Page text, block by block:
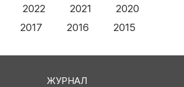
2022 2021
2020
2017 2016 2015
ЖУРНАЛ